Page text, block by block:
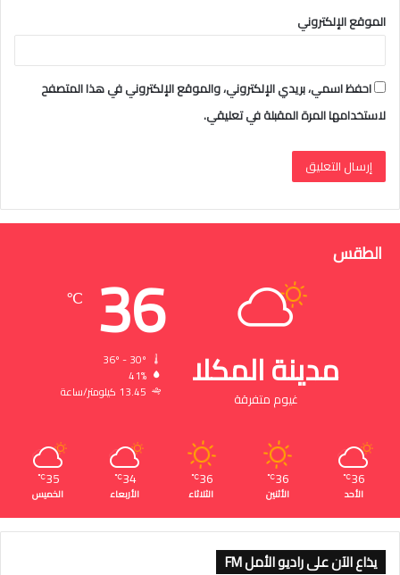
الموقع الإلكتروني
احفظ اسمي، بريدي الإلكتروني، والموقع الإلكتروني في هذا المتصفح
لاستخدامها المرة المقبلة في تعليقي.
الطقس
مدينة المكلا
غيوم متفرقة
36
℃
41%
13.45 كيلومتر/ساعة
36
℃
الأحد
36
℃
الأثنين
36
℃
الثلاثاء
34
℃
الأربعاء
35
℃
الخميس
يذاع الآن على راديو الأمل FM